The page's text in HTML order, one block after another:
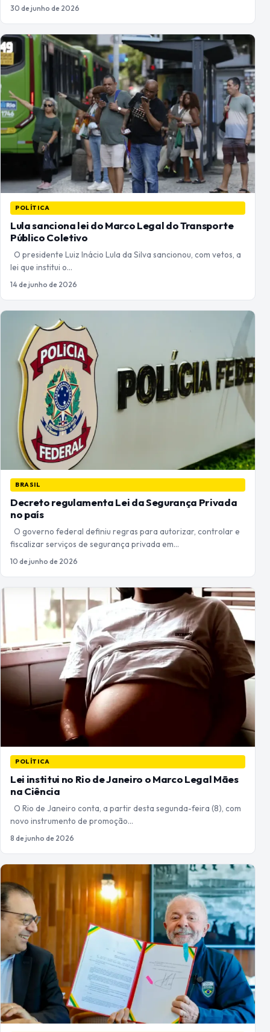
30 de junho de 2026
POLÍTICA
Lula sanciona lei do Marco Legal do Transporte
Público Coletivo
O presidente Luiz Inácio Lula da Silva sancionou, com vetos, a
lei que institui o…
14 de junho de 2026
BRASIL
Decreto regulamenta Lei da Segurança Privada
no país
O governo federal definiu regras para autorizar, controlar e
fiscalizar serviços de segurança privada em…
10 de junho de 2026
POLÍTICA
Lei institui no Rio de Janeiro o Marco Legal Mães
na Ciência
O Rio de Janeiro conta, a partir desta segunda-feira (8), com
novo instrumento de promoção…
8 de junho de 2026